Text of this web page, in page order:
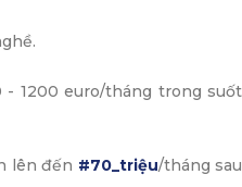
1200 euro/tháng trong suốt
lên đến #70_triệu/tháng sau